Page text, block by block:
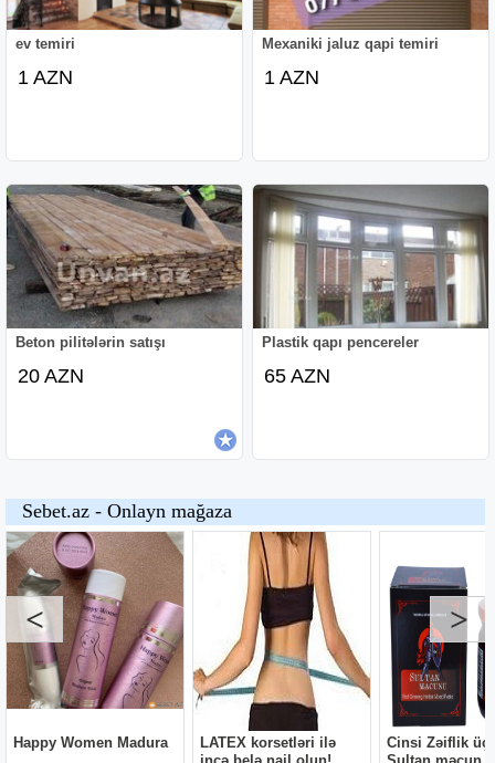
ev temiri
1 AZN
Mexaniki jaluz qapi temiri
1 AZN
Beton pilitələrin satışı
20 AZN
Plastik qapı pencereler
65 AZN